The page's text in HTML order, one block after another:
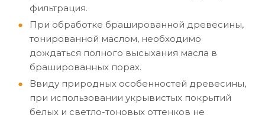
фильтрация.
При обработке брашированной древесины,
тонированной маслом, необходимо
дождаться полного высыхания масла в
брашированных порах.
Ввиду природных особенностей древесины,
при использовании укрывистых покрытий
белых и светло-тоновых оттенков не